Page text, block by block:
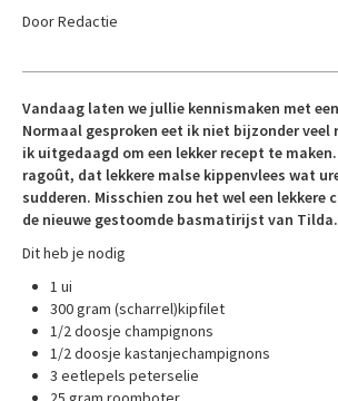
Door Redactie
Vandaag laten we jullie kennismaken met
Normaal gesproken eet ik niet bijzonder veel
ik uitgedaagd om een lekker recept te
ragoût, dat lekkere malse kippenvlees wat
sudderen. Misschien zou het wel een lekkere
de nieuwe gestoomde basmatirijst van Tilda.
Dit heb je nodig
1 ui
300 gram (scharrel)kipfilet
1/2 doosje champignons
1/2 doosje kastanjechampignons
3 eetlepels peterselie